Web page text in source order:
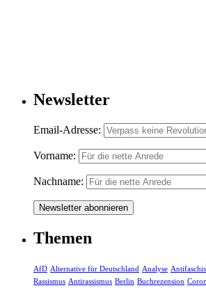
Newsletter
Email-Adresse:
Vorname:
Nachname:
Themen
AfD Alternative für Deutschland Analyse
Rassismus Antirassismus Berlin Buchrezension